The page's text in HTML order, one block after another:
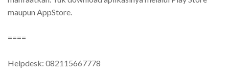
maupun AppStore.
====
Helpdesk: 082115667778